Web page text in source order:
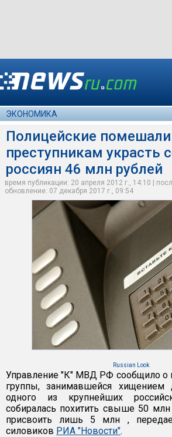
ЭКОНОМИКА
Полицейские помешали
преступникам украсть
россиян 46 млн рублей
время публикации: 20 апреля 2012 г., 14:10 |
обновление: 07 декабря 2017 г., 09:54
Russian Look
Управление "К" МВД РФ сообщило о
группы, занимавшейся хищением
одного из крупнейших
собиралась похитить свыше 50
присвоить лишь 5 млн ,
силовиков РИА "Новости".